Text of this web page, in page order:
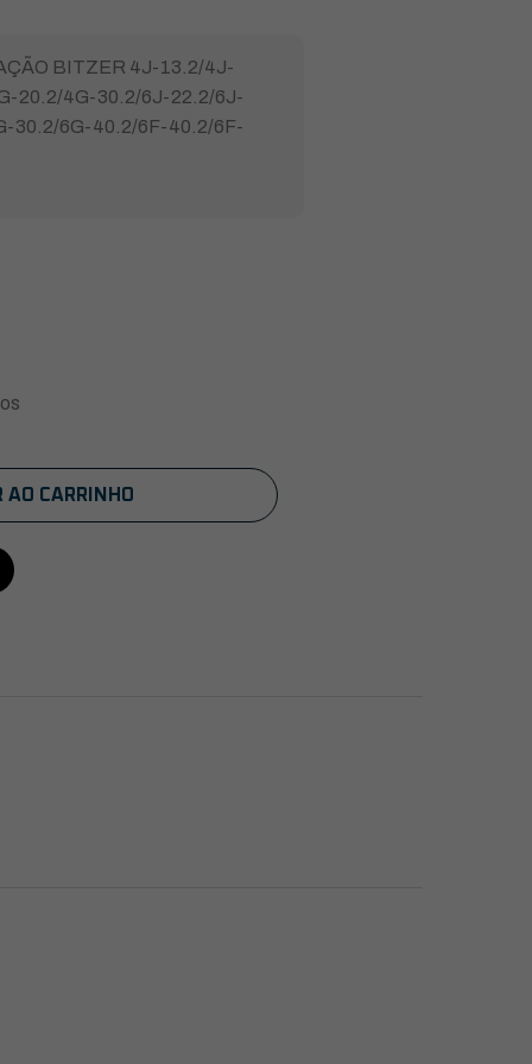
BITZER 4J-13.2/4J-
20.2/4G-30.2/6J-22.2/6J-
30.2/6G-40.2/6F-40.2/6F-
AO CARRINHO